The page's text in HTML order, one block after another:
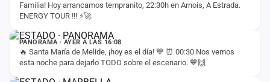
Familia! Hoy arrancamos tempranito, 22:30h en Arnois, A Estrada.
ENERGY TOUR !!! ⚡️🚀
ESTADO
PANORAMA · AYER A LAS 16:08
🔥 Santa María de Melide, ¡hoy es el día! 💙 ⏰ 00:30 Nos vemos
esta noche para dejarlo TODO sobre el escenario. 💙🙌
ESTADO